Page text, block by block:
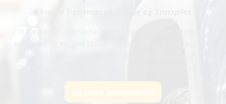
Se flere anmeldelser